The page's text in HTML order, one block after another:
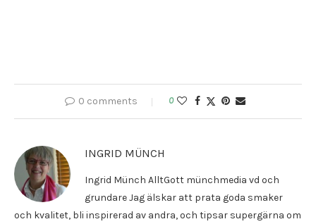
0 comments 0
INGRID MÜNCH
Ingrid Münch AlltGott münchmedia vd och
grundare Jag älskar att prata goda smaker
och kvalitet, bli inspirerad av andra, och tipsar supergärna om